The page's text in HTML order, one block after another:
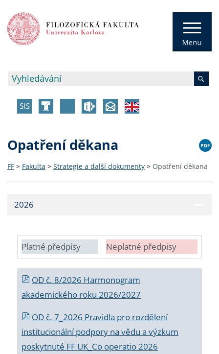
Opatření děkana
FF > Fakulta > Strategie a další dokumenty > Opatření děkana
2026
Platné předpisy Neplatné předpisy
OD č. 8/2026 Harmonogram
akademického roku 2026/2027
OD č. 7_2026 Pravidla pro rozdělení
institucionální podpory na vědu a výzkum
poskytnuté FF UK_Co operatio 2026